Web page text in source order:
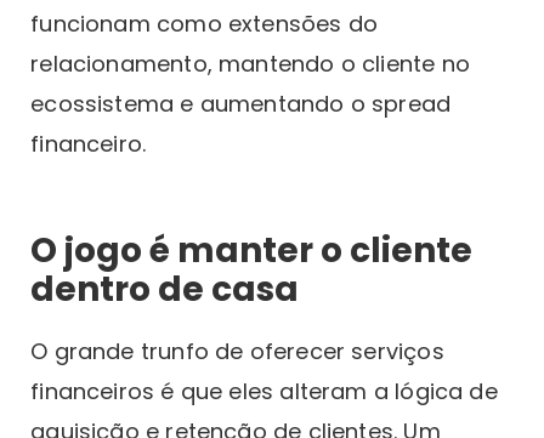
funcionam como extensões do
relacionamento, mantendo o cliente no
ecossistema e aumentando o spread
financeiro.
O jogo é manter o cliente
dentro de casa
O grande trunfo de oferecer serviços
financeiros é que eles alteram a lógica de
aquisição e retenção de clientes. Um